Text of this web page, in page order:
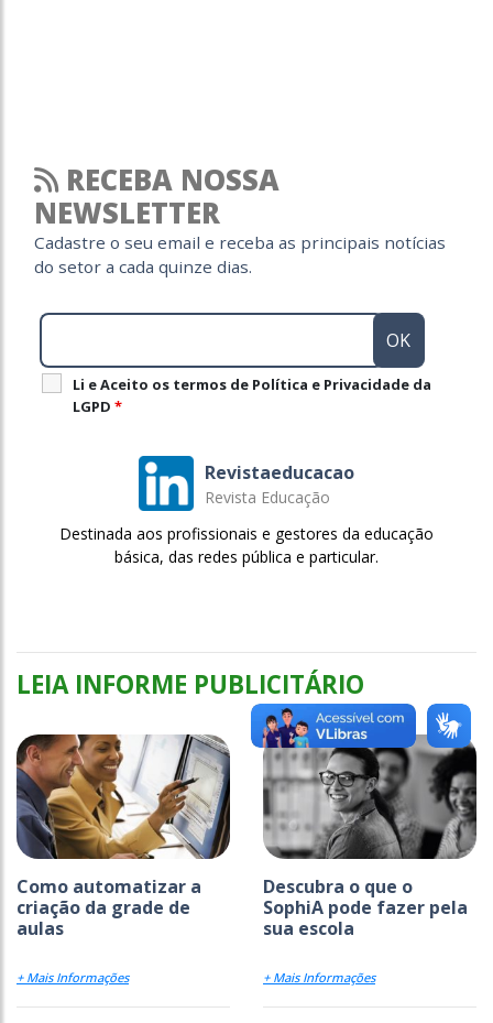
RECEBA NOSSA
NEWSLETTER
Cadastre o seu email e receba as principais notícias
do setor a cada quinze dias.
Li e Aceito os termos de Política e Privacidade da
LGPD *
Revistaeducacao
Revista Educação
Destinada aos profissionais e gestores da educação
básica, das redes pública e particular.
LEIA INFORME PUBLICITÁRIO
Como automatizar a
criação da grade de
aulas
+ Mais Informações
Descubra o que o
SophiA pode fazer pela
sua escola
+ Mais Informações